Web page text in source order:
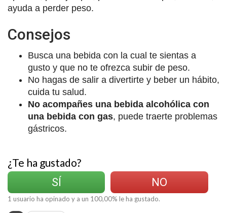
ayuda a perder peso.
Consejos
Busca una bebida con la cual te sientas a
gusto y que no te ofrezca subir de peso.
No hagas de salir a divertirte y beber un hábito,
cuida tu salud.
No acompañes una bebida alcohólica con
una bebida con gas, puede traerte problemas
gástricos.
¿Te ha gustado?
SÍ
NO
1 usuario ha opinado y a un 100,00% le ha gustado.